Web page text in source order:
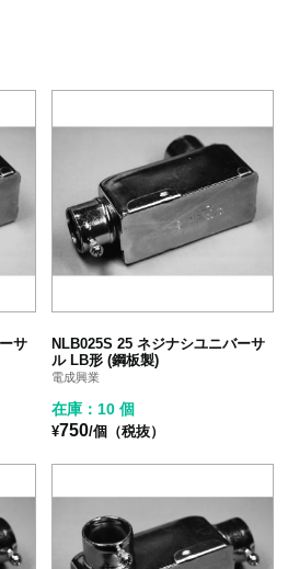
サ
NLB025S 25 ネジナシユニバーサ
ル LB形 (鋼板製)
電成興業
在庫：10 個
¥750/個（税抜）